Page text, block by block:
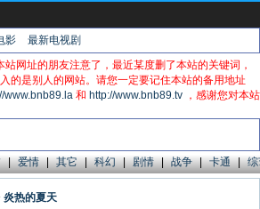
影
最新电视剧
网址的朋友注意了，最近某度删了本站的关键词，
的是别人的网站。请您一定要记住本站的备用地址
www.bnb89.la 和 http://www.bnb89.tv ，感谢您对本站
| 爱情 | 其它 | 科幻 | 剧情 | 战争 | 卡通 |
炎热的夏天